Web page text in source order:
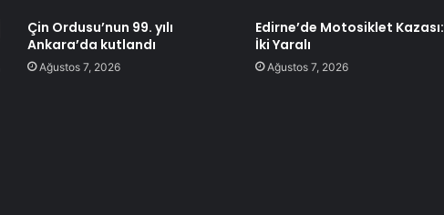
Çin Ordusu’nun 99. yılı
Ankara’da kutlandı
Ağustos 7, 2026
Edirne’de Motosiklet Kazası:
İki Yaralı
Ağustos 7, 2026